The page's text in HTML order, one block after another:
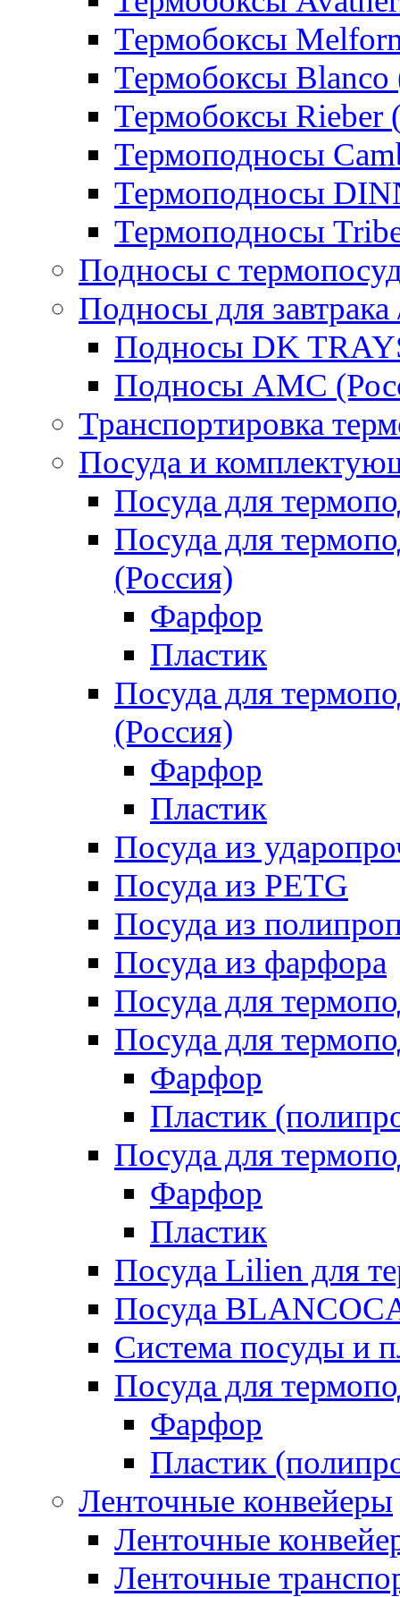
Термобоксы
Термобоксы Blanco
Термобоксы Rieber
Термоподносы
Термоподносы
Термоподносы
Подносы с
Подносы для завтрака
Подносы DK
Подносы AMC
Транспортировка
Посуда и
Посуда для
Посуда для
(Россия)
Фарфор
Пластик
Посуда для
(Россия)
Фарфор
Пластик
Посуда из
Посуда из PETG
Посуда из
Посуда из фарфора
Посуда для
Посуда для
Фарфор
Пластик
Посуда для
Фарфор
Пластик
Посуда Lilien для
Посуда
Система посуды и
Посуда для
Фарфор
Пластик
Ленточные конвейеры
Ленточные
Ленточные